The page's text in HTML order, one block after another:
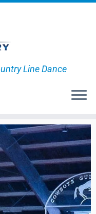
Line Dance